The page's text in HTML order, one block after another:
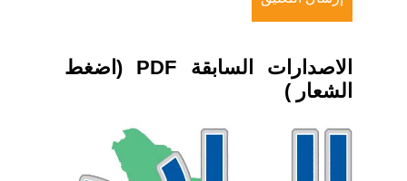
الاصدارات السابقة PDF (اضغط
الشعار )